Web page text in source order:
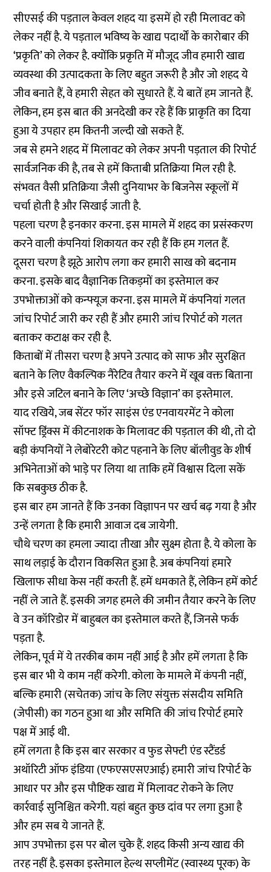
सीएसई की पड़ताल केवल शहद या इसमें हो रही मिलावट को
लेकर नहीं है. ये पड़ताल भविष्य के खाद्य पदार्थों के कारोबार की
‘प्रकृति’ को लेकर है. क्योंकि प्रकृति में मौजूद जीव हमारी खाद्य
व्यवस्था की उत्पादकता के लिए बहुत जरूरी है और जो शहद ये
जीव बनाते हैं, वे हमारी सेहत को सुधारते हैं. ये बातें हम जानते हैं.
लेकिन, हम इस बात की अनदेखी कर रहे हैं कि प्राकृति का दिया
हुआ ये उपहार हम कितनी जल्दी खो सकते हैं.
जब से हमने शहद में मिलावट को लेकर अपनी पड़ताल की रिपोर्ट
सार्वजनिक की है, तब से हमें किताबी प्रतिक्रिया मिल रही है.
संभवत वैसी प्रतिक्रिया जैसी दुनियाभर के बिजनेस स्कूलों में
चर्चा होती है और सिखाई जाती है.
पहला चरण है इनकार करना. इस मामले में शहद का प्रसंस्करण
करने वाली कंपनियां शिकायत कर रही हैं कि हम गलत हैं.
दूसरा चरण है झूठे आरोप लगा कर हमारी साख को बदनाम
करना. इसके बाद वैज्ञानिक तिकड़मों का इस्तेमाल कर
उपभोक्ताओं को कन्फ्यूज करना. इस मामले में कंपनियां गलत
जांच रिपोर्ट जारी कर रही हैं और हमारी जांच रिपोर्ट को गलत
बताकर कटाक्ष कर रही है.
किताबों में तीसरा चरण है अपने उत्पाद को साफ और सुरक्षित
बताने के लिए वैकल्पिक नैरेटिव तैयार करने में खूब वक्त बिताना
और इसे जटिल बनाने के लिए ‘अच्छे विज्ञान’ का इस्तेमाल.
याद रखिये, जब सेंटर फॉर साइंस एंड एनवायरमेंट ने कोला
सॉफ्ट ड्रिंक्स में कीटनाशक के मिलावट की पड़ताल की थी, तो दो
बड़ी कंपनियों ने लेबोरेटरी कोट पहनाने के लिए बॉलीवुड के शीर्ष
अभिनेताओं को भाड़े पर लिया था ताकि हमें विश्वास दिला सकें
कि सबकुछ ठीक है.
इस बार हम जानते हैं कि उनका विज्ञापन पर खर्च बढ़ गया है और
उन्हें लगता है कि हमारी आवाज दब जायेगी.
चौथे चरण का हमला ज्यादा तीखा और सुक्ष्म होता है. ये कोला के
साथ लड़ाई के दौरान विकसित हुआ है. अब कंपनियां हमारे
खिलाफ सीधा केस नहीं करती हैं. हमें धमकाते हैं, लेकिन हमें कोर्ट
नहीं ले जाते हैं. इसकी जगह हमले की जमीन तैयार करने के लिए
वे उन कॉरिडोर में बाहुबल का इस्तेमाल करते हैं, जिनसे फर्क
पड़ता है.
लेकिन, पूर्व में ये तरकीब काम नहीं आई है और हमें लगता है कि
इस बार भी ये काम नहीं करेगी. कोला के मामले में कंपनी नहीं,
बल्कि हमारी (सचेतक) जांच के लिए संयुक्त संसदीय समिति
(जेपीसी) का गठन हुआ था और समिति की जांच रिपोर्ट हमारे
पक्ष में आई थी.
हमें लगता है कि इस बार सरकार व फुड सेफ्टी एंड स्टैंडर्ड
अथॉरिटी ऑफ इंडिया (एफएसएसएआई) हमारी जांच रिपोर्ट के
आधार पर और इस पौष्टिक खाद्य में मिलावट रोकने के लिए
कार्रवाई सुनिश्चित करेगी. यहां बहुत कुछ दांव पर लगा हुआ है
और हम सब ये जानते हैं.
आप उपभोक्ता इस पर बोल चुके हैं. शहद किसी अन्य खाद्य की
तरह नहीं है. इसका इस्तेमाल हेल्थ सप्लीमेंट (स्वास्थ्य पूरक) के